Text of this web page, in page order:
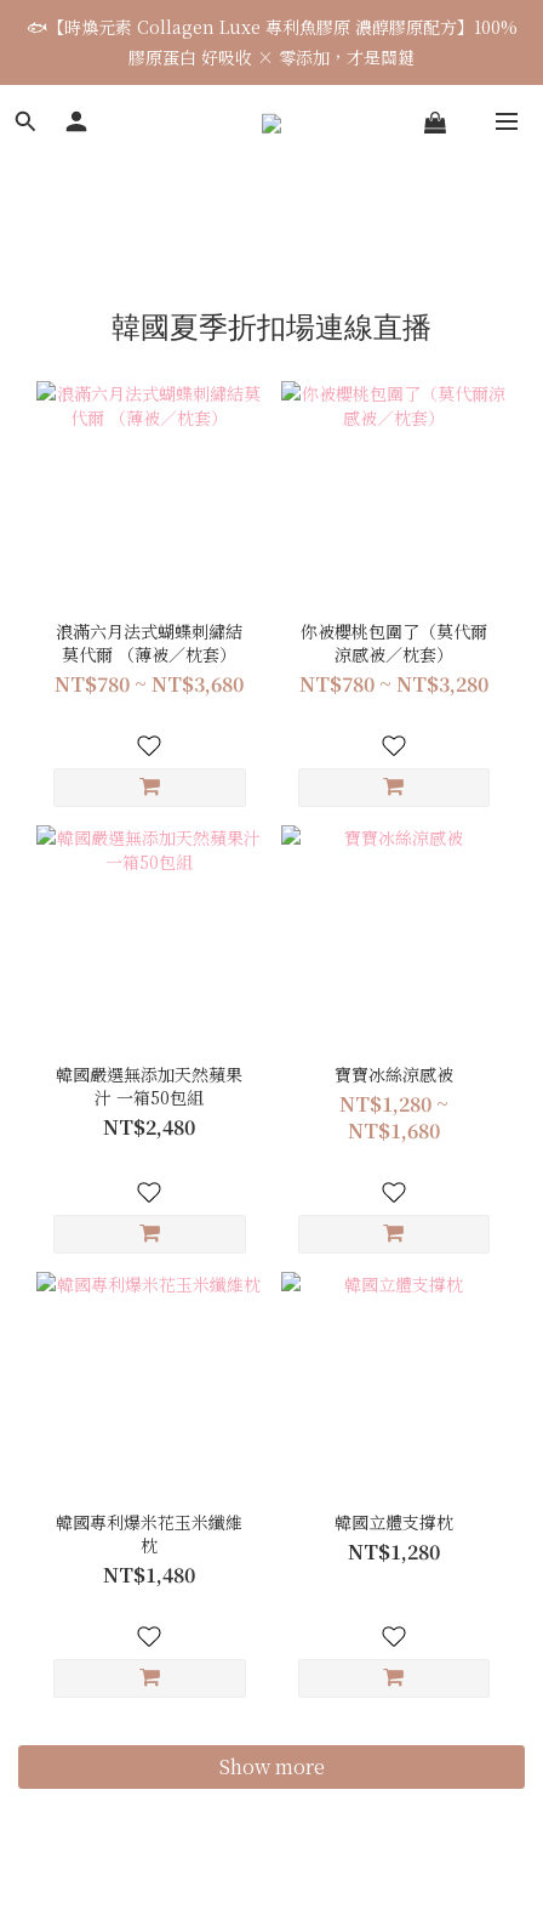
🌈七月涼感韓貨新品連線 已收單🌈 全力追加出貨中
🐟【時煥元素 Collagen Luxe 專利魚膠原 濃醇膠原配方】100%
膠原蛋白 好吸收 × 零添加，才是關鍵
7月飾品連線 ✨ 7/16-7/26
韓國夏季折扣場連線直播
浪滿六月法式蝴蝶刺繡結
莫代爾 （薄被／枕套）
NT$780 ~ NT$3,680
你被櫻桃包圍了（莫代爾
涼感被／枕套）
NT$780 ~ NT$3,280
韓國嚴選無添加天然蘋果
汁 一箱50包組
NT$2,480
寶寶冰絲涼感被
NT$1,280 ~
NT$1,680
韓國專利爆米花玉米纖維
枕
NT$1,480
韓國立體支撐枕
NT$1,280
Show more